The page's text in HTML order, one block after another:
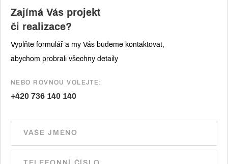
Zajímá Vás projekt
či realizace?
Vyplňte formulář a my Vás budeme kontaktovat,
abychom probrali všechny detaily
NEBO ROVNOU VOLEJTE:
+420 736 140 140
Ponechte toto pole prázdné.